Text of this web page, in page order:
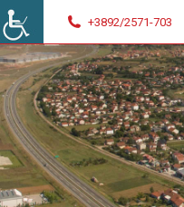
+3892/2571-703